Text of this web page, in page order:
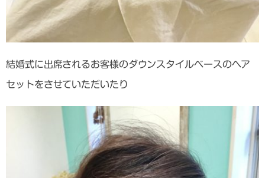
結婚式に出席されるお客様のダウンスタイルベースのヘア
セットをさせていただいたり